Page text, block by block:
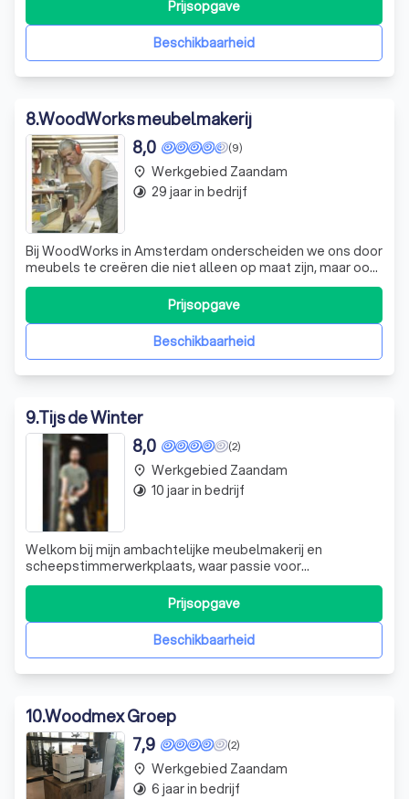
onderscheiden ons door onze aandacht voor detail en
onze toewijding aan kwaliteitBeschikbaarheid
Prijsopgave
8.WoodWorks meubelmakerij
(9)
8,0
Bij WoodWorks in Amsterdam onderscheiden we ons door
meubels te creëren die niet alleen op maat zijn, maar ook
met passie en precisie worden vervaardigd. Onze
meestermeubelmaker, At van Geelen van Veen, werkt
nauw samen met u om uw visie tot leven te brengen. Of
het nu gaat om een uniek meubelstuk v
Beschikbaarheid
Prijsopgave
place Werkgebied Zaandam
timelapse 29 jaar in bedrijf
9.Tijs de Winter
(2)
8,0
Welkom bij mijn ambachtelijke meubelmakerij en
scheepstimmerwerkplaats, waar passie voor
vakmanschap en liefde voor design samenkomen. Na mijn
opleiding aan het HMC Amsterdam in 2015, heb ik deze
werkplaats opgericht waar elk meubelstuk en
scheepsinterieur met zorg en precisie wordt vervaardigd.
Beschikbaarheid
Prijsopgave
place Werkgebied Zaandam
timelapse 10 jaar in bedrijf
10.Woodmex Groep
(2)
7,9
place Werkgebied Zaandam
timelapse 6 jaar in bedrijf